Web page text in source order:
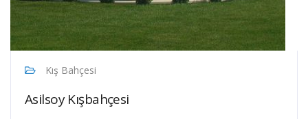
Kış Bahçesi
Asilsoy Kışbahçesi